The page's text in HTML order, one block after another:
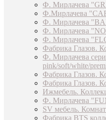
Ф. Мирлачева
Ф.Мирлачева
Ф. Мирлачева
Ф. Мирлачева
Ф. Мирлачева
Фабрика Глазов.
Ф. Мирлачева
pink/soft/white/
Фабрика Глазов.
Фабрика Глазов.
Ижмебель.
Ф. Мирлачева
SV мебель.
Фабрика BTS